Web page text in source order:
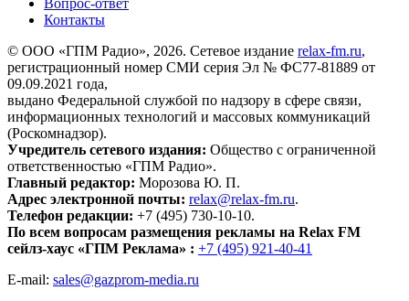
Контакты
© ООО «ГПМ Радио», 2026. Сетевое издание relax-fm.ru,
регистрационный номер СМИ серия Эл № ФС77-81889 от
09.09.2021 года,
выдано Федеральной службой по надзору в сфере связи,
информационных технологий и массовых коммуникаций
(Роскомнадзор).
Учредитель сетевого издания: Общество с ограниченной
ответственностью «ГПМ Радио».
Главный редактор: Морозова Ю. П.
Адрес электронной почты: relax@relax-fm.ru.
Телефон редакции: +7 (495) 730-10-10.
По всем вопросам размещения рекламы на Relax FM
сейлз-хаус «ГПМ Реклама» : +7 (495) 921-40-41
E-mail: sales@gazprom-media.ru